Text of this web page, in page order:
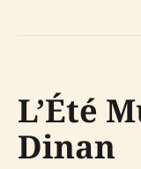
L’Été
Dinan